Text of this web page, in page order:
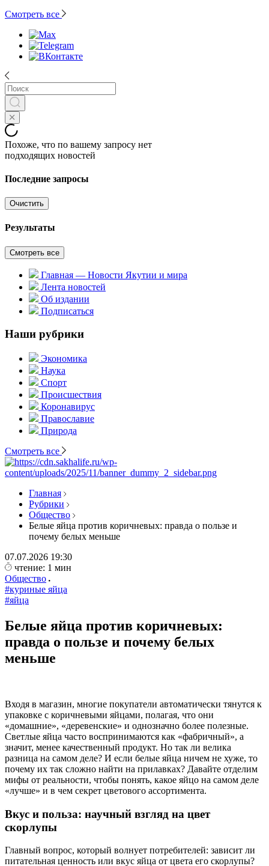
Смотреть все
Похоже, что по вашему запросу нет
подходящих новостей
Последние запросы
Очистить
Результаты
Смотреть все
Главная — Новости Якутии и мира
Лента новостей
Об издании
Подписаться
Наши рубрики
Экономика
Наука
Спорт
Происшествия
Коронавирус
Православие
Природа
Смотреть все
Главная
Рубрики
Общество
Белые яйца против коричневых: правда о пользе и
почему белых меньше
07.07.2026 19:30
чтение: 1 мин
Общество
#куриные яйца
#яйца
Белые яйца против коричневых:
правда о пользе и почему белых
меньше
Входя в магазин, многие покупатели автоматически тянутся к
упаковке с коричневыми яйцами, полагая, что они
«домашние», «деревенские» и однозначно более полезные.
Светлые яйца часто воспринимаются как «фабричный», а
значит, менее качественный продукт. Но так ли велика
разница на самом деле? И если белые яйца ничем не хуже, то
почему их так сложно найти на прилавках? Давайте отделим
мифы от реальности, чтобы понять, какое яйцо на самом деле
«лучше» и в чем секрет цветового ассортимента.
Вкус и польза: научный взгляд на цвет
скорлупы
Главный вопрос, который волнует потребителей: зависит ли
питательная ценность или вкус яйца от цвета его скорлупы?